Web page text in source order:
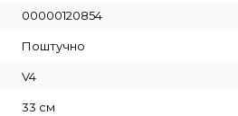
00000120854
Поштучно
V4
33 см